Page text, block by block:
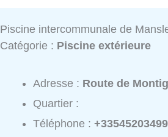
Piscine intercommunale de
Catégorie : Piscine extérieure
Adresse : Route de
Quartier :
Téléphone :+33545203499